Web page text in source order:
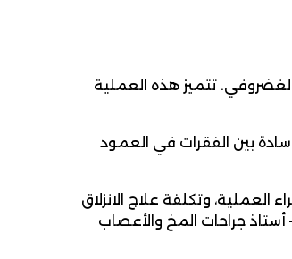
الغضروفي. تتميز هذه العملية
بين الفقرات في العمود
وتكلفة علاج الانزلاق
جراحات المخ والأعصاب